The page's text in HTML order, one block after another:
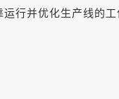
行并优化生产线的工